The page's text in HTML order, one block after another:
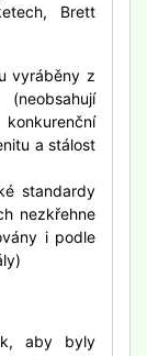
Brett
vyráběny z
a stálost
standardy
nezkřehne
i podle
aby byly